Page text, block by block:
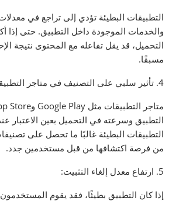
التطبيقات البطيئة تؤدي إلى تراجع في
والخدمات الموجودة داخل التطبيق. حتى إذا
التحميل، قد يقل تفاعله مع المحتوى نتيجة
مسبقًا.
4. تأثير سلبي على التصنيف في متاجر التطبيقات:
التطبيق وسرعته في التحميل بعين الاعتبار
التطبيقات البطيئة غالبًا ما تحصل على
من فرصة اكتشافها من قبل مستخدمين جدد.
5. ارتفاع معدل إلغاء التثبيت:
إذا كان التطبيق بطيئًا، فقد يقوم